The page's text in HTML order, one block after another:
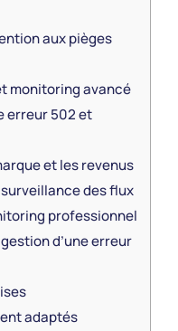
aux pièges
monitoring avancé
erreur 502 et
et les revenus
des flux
professionnel
d’une erreur
adaptés